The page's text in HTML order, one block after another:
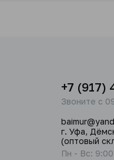
+7 (917)
Звоните с
г. Уфа,
(оптовый
Пн - Вс: